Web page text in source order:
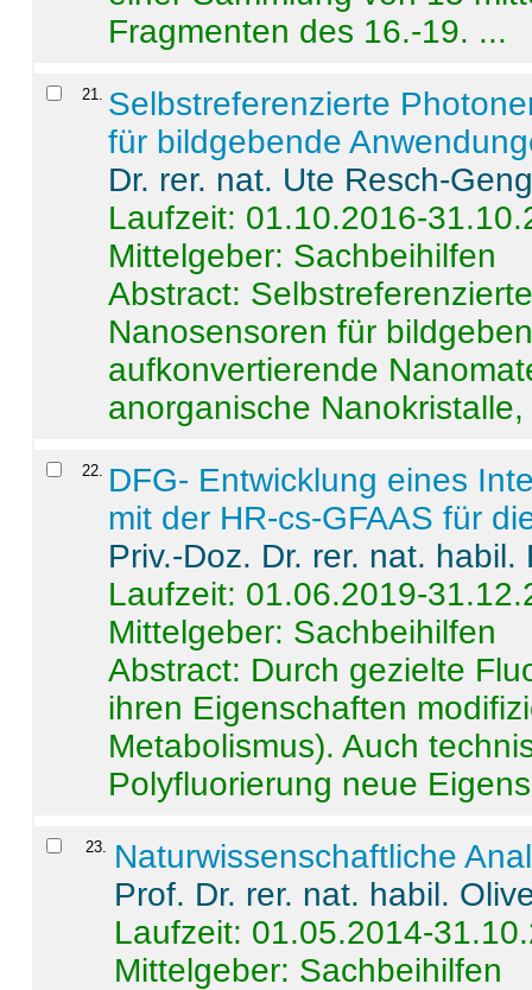
Fragmenten des 16.-19. ...
21
Selbstreferenzierte
für bildgebende
Dr. rer. nat. Ute Resch-
Laufzeit: 01.10.2016-
Mittelgeber: Sachbeihilfen
Abstract:
Nanosensoren für
aufkonvertierende
anorganische
22
DFG- Entwicklung eines
mit der HR-cs-GFAAS für
Priv.-Doz. Dr. rer. nat.
Laufzeit: 01.06.2019-
Mittelgeber: Sachbeihilfen
Abstract: Durch gezielte
ihren Eigenschaften
Metabolismus). Auch
Polyfluorierung neue
23. Naturwissenschaftliche
Prof. Dr. rer. nat. habil.
Laufzeit: 01.05.2014-
Mittelgeber: Sachbeihilfen